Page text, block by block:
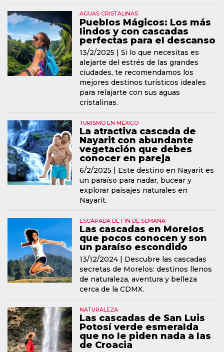
AGUAS CRISTALINAS
Pueblos Mágicos: Los más
lindos y con cascadas
perfectas para el descanso
13/2/2025 |Si lo que necesitas es
alejarte del estrés de las grandes
ciudades, te recomendamos los
mejores destinos turísticos ideales
para relajarte con sus aguas
cristalinas.
TURISMO EN MÉXICO
La atractiva cascada de
Nayarit con abundante
vegetación que debes
conocer en pareja
6/2/2025 | Este destino en Nayarit es
un paraíso para nadar, bucear y
explorar paisajes naturales en
Nayarit.
ESCAPADA DE FIN DE SEMANA
Las cascadas en Morelos
que pocos conocen y son
un paraíso escondido
13/12/2024 | Descubre las cascadas
secretas de Morelos: destinos llenos
de naturaleza, aventura y belleza
cerca de la CDMX.
NATURALEZA
Las cascadas de San Luis
Potosí verde esmeralda
que no le piden nada a las
de Croacia